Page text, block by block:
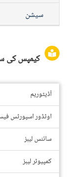
سیشن
کیمپس کی
آڈیٹوریم
اوٹڈور اسپورٹس
سائنس لیبز
کمپیوٹر لیبز